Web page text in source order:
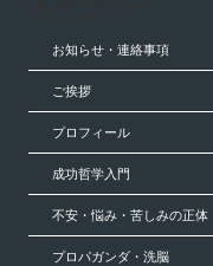
お知らせ・連絡事項
ご挨拶
プロフィール
成功哲学入門
不安・悩み・苦しみの正体
プロパガンダ・洗脳